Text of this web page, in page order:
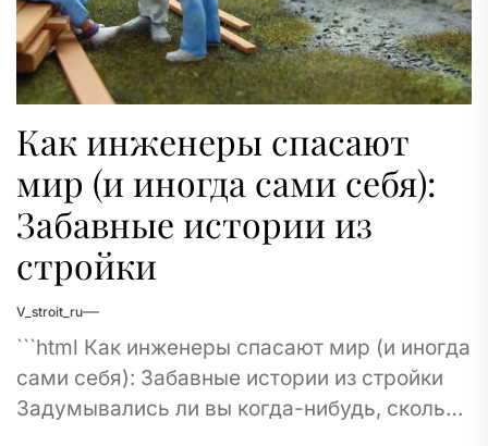
Как инженеры спасают
мир (и иногда сами себя):
Забавные истории из
стройки
V_stroit_ru
```html Как инженеры спасают мир (и иногда
сами себя): Забавные истории из стройки
Задумывались ли вы когда-нибудь, сколько